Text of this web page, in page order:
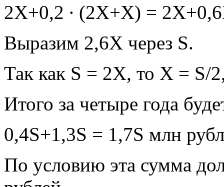
2Х+0,2 ∙ (2Х+Х) =
Выразим 2,6Х через S.
Так как S = 2X, то X = S/
Итого за четыре года
0,4S+1,3S = 1,7S млн
По условию эта сумма